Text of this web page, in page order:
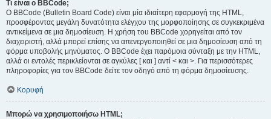
Τι είναι ο BBCode;
Ο BBCode (Bulletin Board Code) είναι μία ιδιαίτερη εφαρμογή της HTML,
προσφέροντας μεγάλη δυνατότητα ελέγχου της μορφοποίησης σε συγκεκριμένα
αντικείμενα σε μια δημοσίευση. Η χρήση του BBCode χορηγείται από τον
διαχειριστή, αλλά μπορεί επίσης να απενεργοποιηθεί σε μια δημοσίευση από τη
φόρμα υποβολής μηνύματος. Ο BBCode έχει παρόμοια σύνταξη με την HTML,
αλλά οι εντολές περικλείονται σε αγκύλες [ και ] αντί < και >. Για περισσότερες
πληροφορίες για τον BBCode δείτε τον οδηγό από τη φόρμα δημοσίευσης.
Κορυφή
Μπορώ να χρησιμοποιήσω HTML;